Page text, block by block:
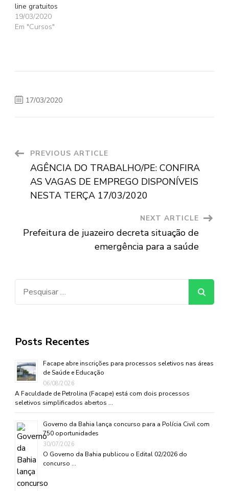
line gratuitos
19/03/2020
Em "Cursos"
17/03/2020
Post
Navigation
PREVIOUS ARTICLE
AGÊNCIA DO TRABALHO/PE: CONFIRA
AS VAGAS DE EMPREGO DISPONÍVEIS
NESTA TERÇA 17/03/2020
NEXT ARTICLE
Prefeitura de juazeiro decreta situação de
emergência para a saúde
Posts Recentes
Facape abre inscrições para processos seletivos nas áreas
de Saúde e Educação
06/08/2026
A Faculdade de Petrolina (Facape) está com dois processos
seletivos simplificados abertos …
Governo da Bahia lança concurso para a Polícia Civil com
750 oportunidades
30/07/2026
O Governo da Bahia publicou o Edital 02/2026 do
concurso …